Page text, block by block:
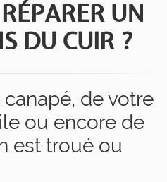
UN
DU CUIR ?
de votre
ou encore de
est troué ou